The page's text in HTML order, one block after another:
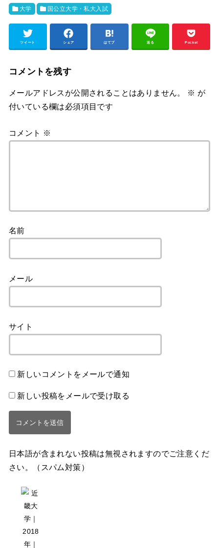
大学 国公立大学・私大入試
ツイート シェア はてブ 送る Pocket
コメントを残す
メールアドレスが公開されることはありません。 ※ が
付いている欄は必須項目です
コメント ※
名前
メール
サイト
新しいコメントをメールで通知
新しい投稿をメールで受け取る
日本語が含まれない投稿は無視されますのでご注意くだ
さい。（スパム対策）